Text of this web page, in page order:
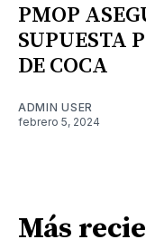
PMOP
SUPUESTA
DE COCA
ADMIN USER
febrero 5, 2024
Más